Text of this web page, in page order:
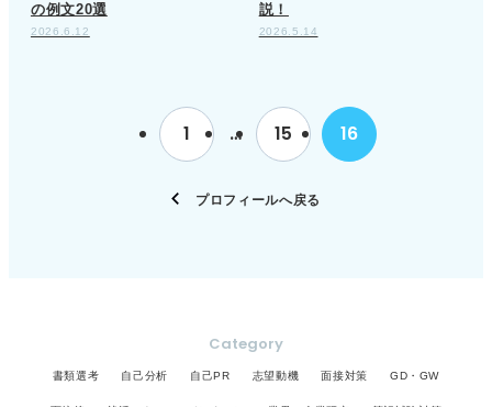
の例文20選
2026.6.12
説！
2026.5.14
1 … 15 16
プロフィールへ戻る
Category
書類選考 自己分析 自己PR 志望動機 面接対策 GD・GW